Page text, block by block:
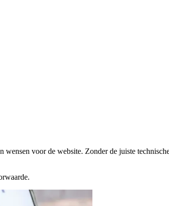
voor de website. Zonder de juiste